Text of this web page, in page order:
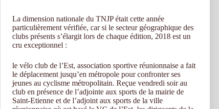
La dimension nationale du TNJP était cette année
particulièrement vérifiée, car si le secteur géographique des
clubs présents s’élargit lors de chaque édition, 2018 est un
cru exceptionnel :
le vélo club de l’Est, association sportive réunionnaise a fait
le déplacement jusqu’en métropole pour confronter ses
jeunes au cyclisme métropolitain. Reçue vendredi soir au
club en présence de l’adjointe aux sports de la mairie de
Saint-Etienne et de l’adjoint aux sports de la ville